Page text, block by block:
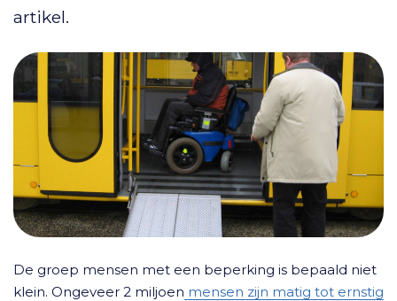
artikel.
De groep mensen met een beperking is bepaald niet
klein. Ongeveer 2 miljoen mensen zijn matig tot ernstig